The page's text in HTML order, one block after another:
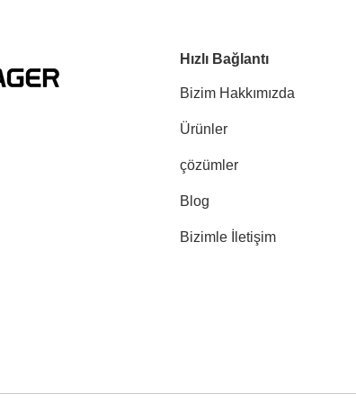
Hızlı Bağlantı
Bizim Hakkımızda
Ürünler
çözümler
Blog
Bizimle İletişim